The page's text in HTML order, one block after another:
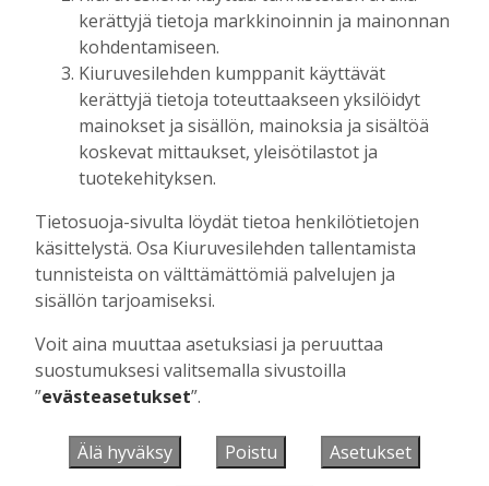
OP Kaskimaan vakavaraisuus vahvistui –
korkotason muutos heijastui alkuvuoden
tulokseen
Tilaajille
Toimitus 6.8.2026 13:18
Mikko Remes täyttää 50 vuotta – vaikka
syntymäpäiväsankari oppineensa myös
hölläämään vauhtia
kerättyjä tietoja markkinoinnin ja mainonnan
kohdentamiseen.
Kiuruvesilehden kumppanit käyttävät
kerättyjä tietoja toteuttaakseen yksilöidyt
mainokset ja sisällön, mainoksia ja sisältöä
koskevat mittaukset, yleisötilastot ja
tuotekehityksen.
Tietosuoja-sivulta löydät tietoa henkilötietojen
käsittelystä. Osa Kiuruvesilehden tallentamista
tunnisteista on välttämättömiä palvelujen ja
sisällön tarjoamiseksi.
Voit aina muuttaa asetuksiasi ja peruuttaa
suostumuksesi valitsemalla sivustoilla
”evästeasetukset”.
Älä hyväksy Poistu Asetukset